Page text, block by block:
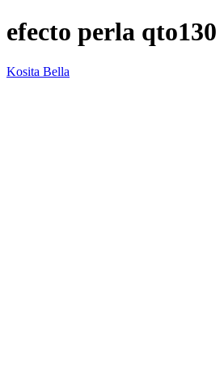
efecto perla qto130
Kosita Bella